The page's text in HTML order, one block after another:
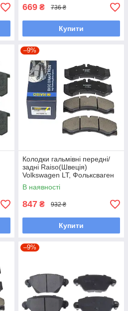
669 ₴ 736 ₴
Купити
–9%
Колодки гальмівні передні/
задні Raiso(Швеція)
Volkswagen LT, Фольксваген
ЛТ (Спарка) 95-06 #RP1288
UAEZYEG7
В наявності
847 ₴ 932 ₴
Купити
–9%